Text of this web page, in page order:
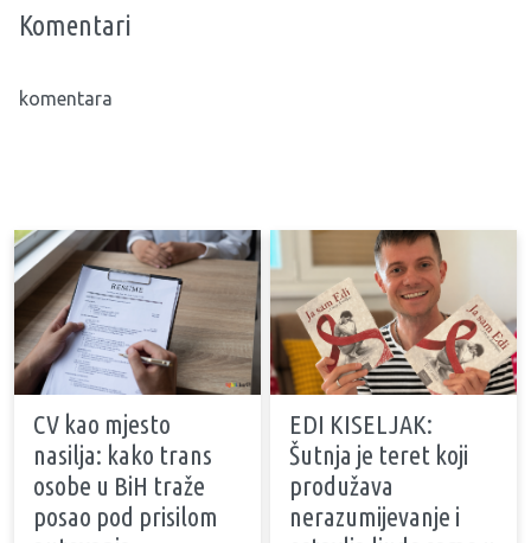
Komentari
komentara
CV kao mjesto
nasilja: kako trans
osobe u BiH traže
posao pod prisilom
EDI KISELJAK:
Šutnja je teret koji
produžava
nerazumijevanje i